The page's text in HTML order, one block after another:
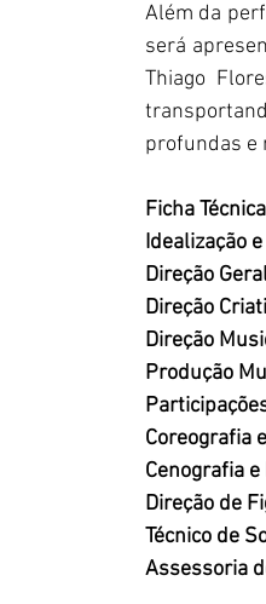
Além da
será
Thiago
profundas e
Ficha
Idealização
Direção
Direção
Direção
Produção
Coreografia
Cenografia
Direção de
Técnico de
Assessoria